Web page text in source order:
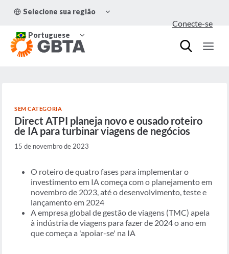
para
Conteúdo
Selecione sua região
MENU
Portuguese
MENU
FILHO
Conecte-se
SEM CATEGORIA
Direct ATPI planeja novo e ousado roteiro
de IA para turbinar viagens de negócios
15 de novembro de 2023
O roteiro de quatro fases para implementar o
investimento em IA começa com o planejamento em
novembro de 2023, até o desenvolvimento, teste e
lançamento em 2024
A empresa global de gestão de viagens (TMC) apela
à indústria de viagens para fazer de 2024 o ano em
que começa a 'apoiar-se' na IA